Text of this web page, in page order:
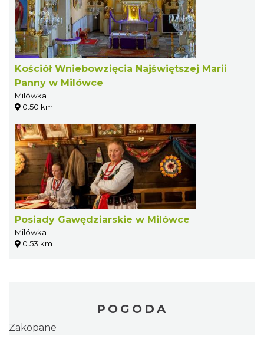
Kościół Wniebowzięcia Najświętszej Marii
Panny w Milówce
Milówka
0.50 km
Posiady Gawędziarskie w Milówce
Milówka
0.53 km
POGODA
Zakopane